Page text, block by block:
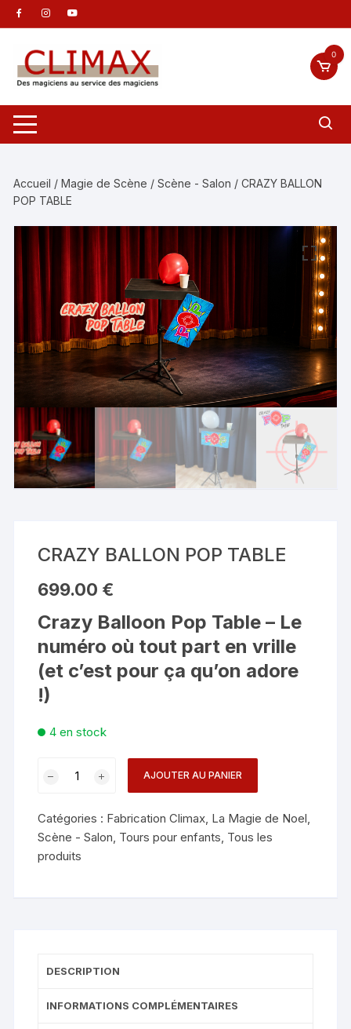
Aller
au
contenu
0
Accueil /Magie de Scène /Scène - Salon / CRAZY BALLON
POP TABLE
CRAZY BALLON POP TABLE
699.00 €
Crazy Balloon Pop Table – Le
numéro où tout part en vrille
(et c’est pour ça qu’on adore
!)
4 en stock
BALLON
POP
TABLE
AJOUTER AU PANIER
Catégories : Fabrication Climax, La Magie de Noel,
Scène - Salon, Tours pour enfants, Tous les
produits
DESCRIPTION
INFORMATIONS COMPLÉMENTAIRES